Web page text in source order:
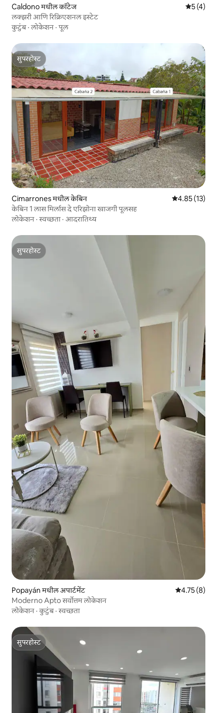
Caldono मधील कॉटेज 5 पैकी 5
5 (4)
लक्झरी आणि रिक्रिएशनल इस्टेट
कुटुंब·लोकेशन ·पूल
सुपरहोस्ट
सुपरहोस्ट
Cimarrones मधील केबिन 5 पैकी 4.85
4.85 (13)
केबिन 1 लास मिर्लास दे एरिझोना खाजगी पूलसह
लोकेशन ·स्वच्छता · आदरातिथ्य
सुपरहोस्ट
सुपरहोस्ट
Popayán मधील अपार्टमेंट 5 पैकी 4.75
4.75 (8)
Moderno Apto सर्वोत्तम लोकेशन
लोकेशन ·कुटुंब·स्वच्छता
सुपरहोस्ट
सुपरहोस्ट